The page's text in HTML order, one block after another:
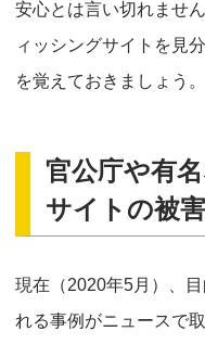
安心とは言い切れませ
ィッシングサイトを見
を覚えておきましょう。
官公庁や有
サイトの被
現在（2020年5月）、
れる事例がニュースで